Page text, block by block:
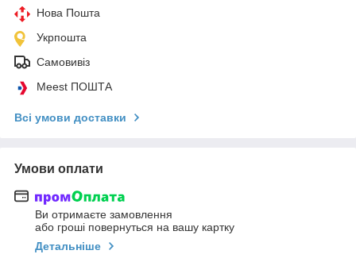
Нова Пошта
Укрпошта
Самовивіз
Meest ПОШТА
Всі умови доставки
Умови оплати
Ви отримаєте замовлення
або гроші повернуться на вашу картку
Детальніше